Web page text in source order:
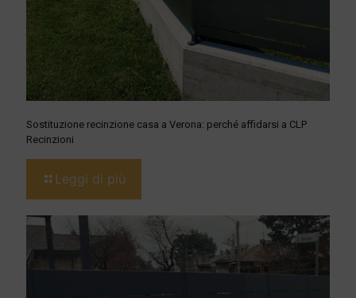
Sostituzione recinzione casa a Verona: perché affidarsi a CLP
Recinzioni
Leggi di più